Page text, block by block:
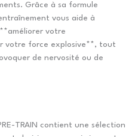
Grâce à sa formule
vous aide à
votre
votre force explosive**, tout
de nervosité ou de
TRAIN contient une sélection